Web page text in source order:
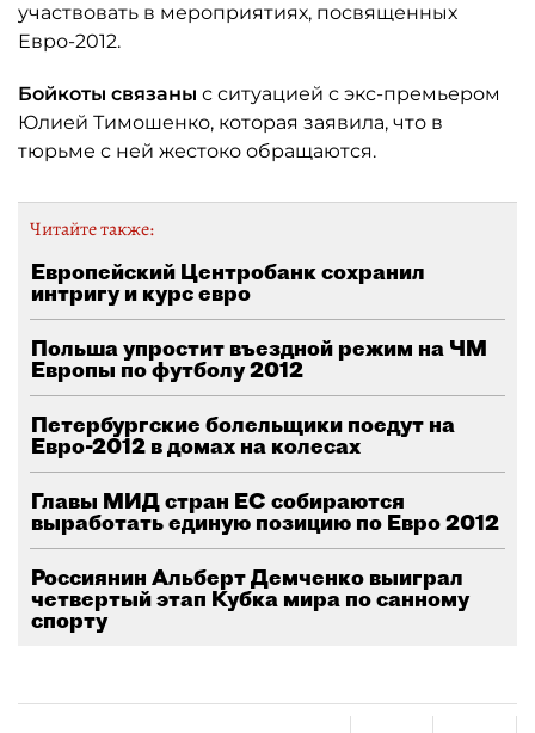
участвовать в мероприятиях, посвященных
Евро-2012.
Бойкоты связаны с ситуацией с экс-премьером
Юлией Тимошенко, которая заявила, что в
тюрьме с ней жестоко обращаются.
Читайте также:
Европейский Центробанк сохранил
интригу и курс евро
Польша упростит въездной режим на ЧМ
Европы по футболу 2012
Петербургские болельщики поедут на
Евро-2012 в домах на колесах
Главы МИД стран ЕС собираются
выработать единую позицию по Евро 2012
Россиянин Альберт Демченко выиграл
четвертый этап Кубка мира по санному
спорту